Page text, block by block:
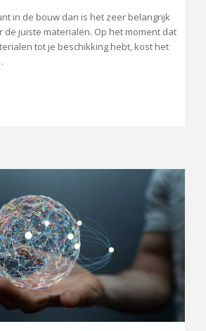
in de bouw dan is het zeer belangrijk
de juiste materialen. Op het moment dat
tot je beschikking hebt, kost het